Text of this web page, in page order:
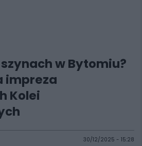
w Bytomiu?
impreza
Kolei
30/12/2025 - 15:28